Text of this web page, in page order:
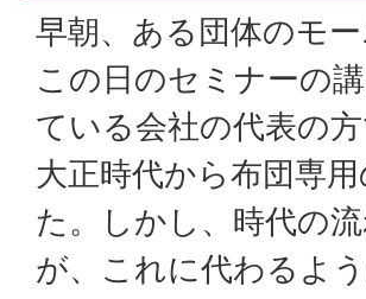
早朝、ある団体のモ
この日のセミナーの
ている会社の代表の
大正時代から布団専
た。しかし、時代の
が、これに代わるよ